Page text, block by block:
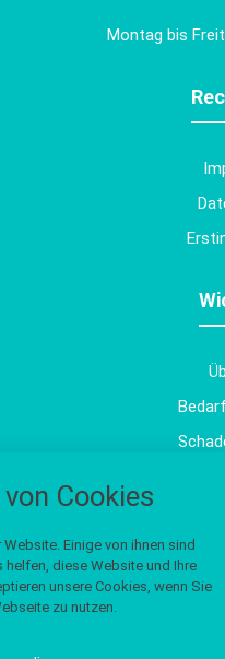
Montag bis
© 2026 Beratung zu
Made with
Cookies
Einige von ihnen sind
diese Website und Ihre
unsere Cookies, wenn Sie
zu nutzen.
alle verwendeten Cookies und
zu blockieren.
Notwendig